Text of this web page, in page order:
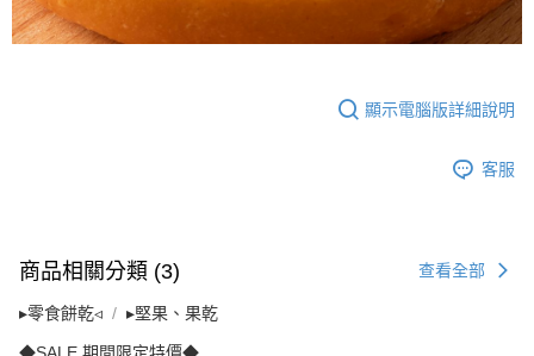
顯示電腦版詳細說明
客服
商品相關分類 (3) 查看全部
▸零食餅乾◃ ▸堅果、果乾